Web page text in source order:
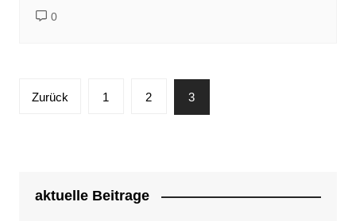
0
Seitennummerierung
Zurück 1 2 3
aktuelle Beitrage